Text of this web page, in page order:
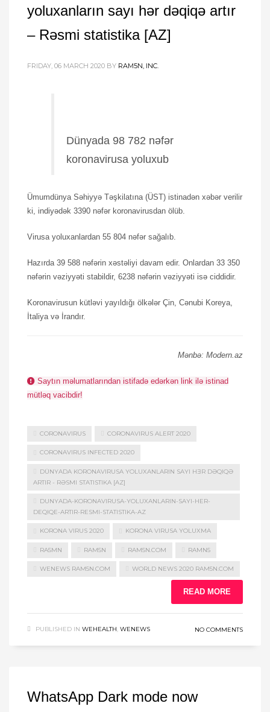
yoluxanların sayı hǝr dəqiqə artır
– Rəsmi statistika [AZ]
FRIDAY, 06 MARCH 2020 BY RAM5N, INC.
Dünyada 98 782 nəfər
koronavirusa yoluxub
Ümumdünya Səhiyyə Təşkilatına (ÜST) istinadən xəbər verilir
ki, indiyədək 3390 nəfər koronavirusdan ölüb.
Virusa yoluxanlardan 55 804 nəfər sağalıb.
Hazırda 39 588 nəfərin xəstəliyi davam edir. Onlardan 33 350
nəfərin vəziyyəti stabildir, 6238 nəfərin vəziyyəti isə ciddidir.
Koronavirusun kütləvi yayıldığı ölkələr Çin, Cənubi Koreya,
İtaliya və İrandır.
Mənbə: Modern.az
Saytın məlumatlarından istifadə edərkən link ilə istinad
mütləq vacibdir!
CORONAVIRUS CORONAVIRUS ALERT 2020
CORONAVIRUS INFECTED 2020
DÜNYADA KORONAVIRUSA YOLUXANLARIN SAYI HƎR DƏQIQƏ
ARTIR - RƏSMI STATISTIKA [AZ]
DUNYADA-KORONAVIRUSA-YOLUXANLARIN-SAYI-HER-
DEQIQE-ARTIR-RESMI-STATISTIKA-AZ
KORONA VIRUS 2020 KORONA VIRUSA YOLUXMA
RA5MN RAM5N RAM5N.COM RAMN5
WENEWS RAM5N.COM WORLD NEWS 2020 RAM5N.COM
READ MORE
PUBLISHED IN WEHEALTH, WENEWS NO COMMENTS
WhatsApp Dark mode now